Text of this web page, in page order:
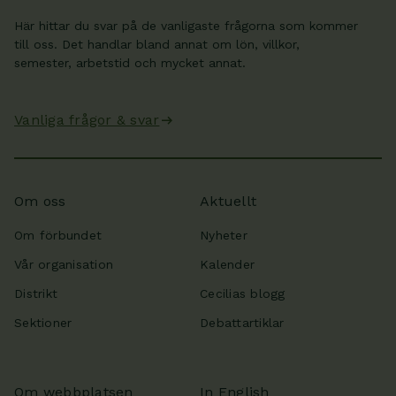
Här hittar du svar på de vanligaste frågorna som kommer
till oss. Det handlar bland annat om lön, villkor,
semester, arbetstid och mycket annat.
Vanliga frågor & svar
Om oss
Om förbundet
Vår organisation
Distrikt
Sektioner
Aktuellt
Nyheter
Kalender
Cecilias blogg
Debattartiklar
Om webbplatsen In English